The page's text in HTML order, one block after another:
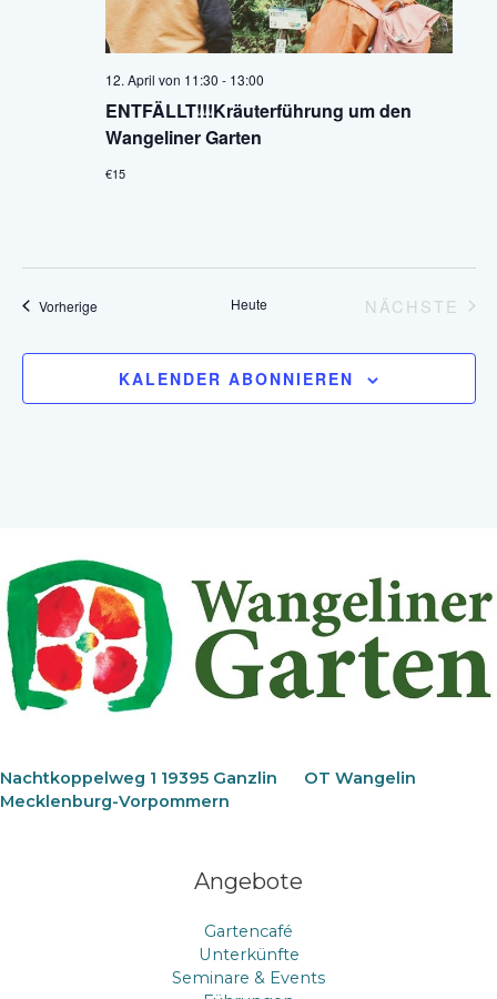
ENTFÄLLT!!!Kräuterführung um den
Wangeliner Garten
12. April von 11:30 - 13:00
€15
VorherigeVeranstaltungen Heute
NÄCHSTE
KALENDER ABONNIEREN
Nachtkoppelweg 1 19395 Ganzlin OT Wangelin
Mecklenburg-Vorpommern
Angebote
Gartencafé
Unterkünfte
Seminare & Events